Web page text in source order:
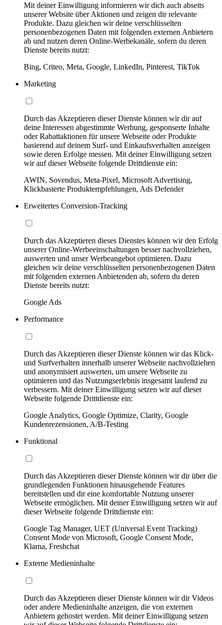
Mit deiner Einwilligung informieren wir dich auch abseits
unserer Website über Aktionen und zeigen dir relevante
Produkte. Dazu gleichen wir deine verschlüsselten
personenbezogenen Daten mit folgenden externen Anbietern
ab und nutzen deren Online-Werbekanäle, sofern du deren
Dienste bereits nutzt:
Bing, Criteo, Meta, Google, LinkedIn, Pinterest, TikTok
Marketing
Durch das Akzeptieren dieser Dienste können wir dir auf
deine Interessen abgestimmte Werbung, gesponserte Inhalte
oder Rabattaktionen für unsere Webseite oder Produkte
basierend auf deinem Surf- und Einkaufsverhalten anzeigen
sowie deren Erfolge messen. Mit deiner Einwilligung setzen
wir auf dieser Webseite folgende Drittdienste ein:
AWIN, Sovendus, Meta-Pixel, Microsoft Advertising,
Klickbasierte Produktempfehlungen, Ads Defender
Erweitertes Conversion-Tracking
Durch das Akzeptieren dieses Dienstes können wir den Erfolg
unserer Online-Werbeeinschaltungen besser nachvollziehen,
auswerten und unser Werbeangebot optimieren. Dazu
gleichen wir deine verschlüsselten personenbezogenen Daten
mit folgenden externen Anbietenden ab, sofern du deren
Dienste bereits nutzt:
Google Ads
Performance
Durch das Akzeptieren dieser Dienste können wir das Klick-
und Surfverhalten innerhalb unserer Webseite nachvollziehen
und anonymisiert auswerten, um unsere Webseite zu
optimieren und das Nutzungserlebnis insgesamt laufend zu
verbessern. Mit deiner Einwilligung setzen wir auf dieser
Webseite folgende Drittdienste ein:
Google Analytics, Google Optimize, Clarity, Google
Kundenrezensionen, A/B-Testing
Funktional
Durch das Akzeptieren dieser Dienste können wir dir über die
grundlegenden Funktionen hinausgehende Features
bereitstellen und dir eine komfortable Nutzung unserer
Webseite ermöglichen. Mit deiner Einwilligung setzen wir auf
dieser Webseite folgende Drittdienste ein:
Google Tag Manager, UET (Universal Event Tracking)
Consent Mode von Microsoft, Google Consent Mode,
Klarna, Freshchat
Externe Medieninhalte
Durch das Akzeptieren dieser Dienste können wir dir Videos
oder andere Medieninhalte anzeigen, die von externen
Anbietern gehostet werden. Mit deiner Einwilligung setzen